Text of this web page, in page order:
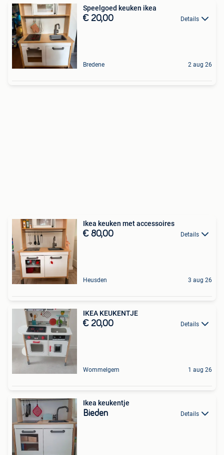
Speelgoed keuken ikea
€ 20,00 Details
Bredene 2 aug 26
Ikea keuken met accessoires
€ 80,00 Details
Heusden 3 aug 26
IKEA KEUKENTJE
€ 20,00 Details
Wommelgem 1 aug 26
Ikea keukentje
Bieden Details